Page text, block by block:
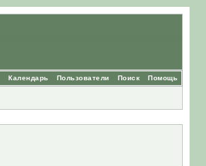
Помощь
Поиск
Пользователи
Календарь